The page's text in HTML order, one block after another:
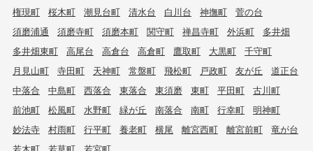
権現町
桜木町 潮見台町 清水台 白川台 神撫町
菅の台
須磨浦通
須磨寺町 須磨本町 関守町 禅昌寺町 外浜町
多井畑
多井畑東町
高尾台 高倉台 高倉町 鷹取町 大黒町
千守町
月見山町
寺田町 天神町 常盤町 飛松町 戸政町 友が丘
道正台
中落合
中島町 西落合 東落合 東須磨 東町 平田町
古川町
前池町
松風町 水野町 緑が丘 南落合 南町 行幸町
明神町
妙法寺
村雨町 行平町 養老町 横尾 離宮西町 離宮前町
竜が台